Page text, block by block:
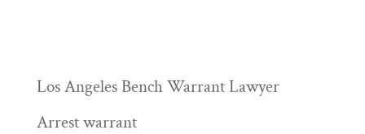
Los Angeles Bench Warrant Lawyer
Arrest warrant